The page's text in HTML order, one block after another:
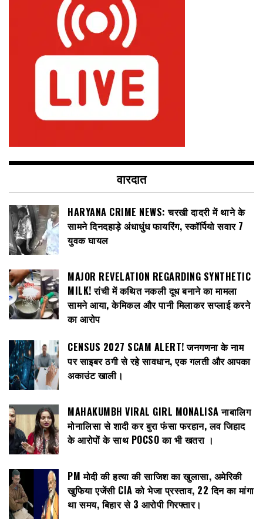
वारदात
HARYANA CRIME NEWS: चरखी दादरी में थाने के
सामने दिनदहाड़े अंधाधुंध फायरिंग, स्कॉर्पियो सवार 7
युवक घायल
MAJOR REVELATION REGARDING SYNTHETIC
MILK! रांची में कथित नकली दूध बनाने का मामला
सामने आया, केमिकल और पानी मिलाकर सप्लाई करने
का आरोप
CENSUS 2027 SCAM ALERT! जनगणना के नाम
पर साइबर ठगी से रहे सावधान, एक गलती और आपका
अकाउंट खाली।
MAHAKUMBH VIRAL GIRL MONALISA नाबालिग
मोनालिसा से शादी कर बुरा फंसा फरहान, लव जिहाद
के आरोपों के साथ POCSO का भी खतरा ।
PM मोदी की हत्या की साजिश का खुलासा, अमेरिकी
खुफिया एजेंसी CIA को भेजा प्रस्ताव, 22 दिन का मांगा
था समय, बिहार से 3 आरोपी गिरफ्तार।